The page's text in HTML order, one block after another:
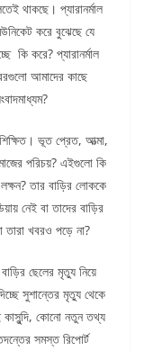
থাকছে। প্যারানর্মাল
করে বুঝেছে যে
কি করে? প্যারানর্মাল
আমাদের কাছে
ভূত প্রেত, আত্মা,
পরিচয়? এইগুলো কি
তার বাড়ির লোককে
নেই বা তাদের বাড়ির
তারা খবরও পড়ে না?
ছেলের মৃত্যু নিয়ে
সুশান্তের মৃত্যু থেকে
কাসুন্দি, কোনো নতুন তথ্য
সমস্ত রিপোর্ট